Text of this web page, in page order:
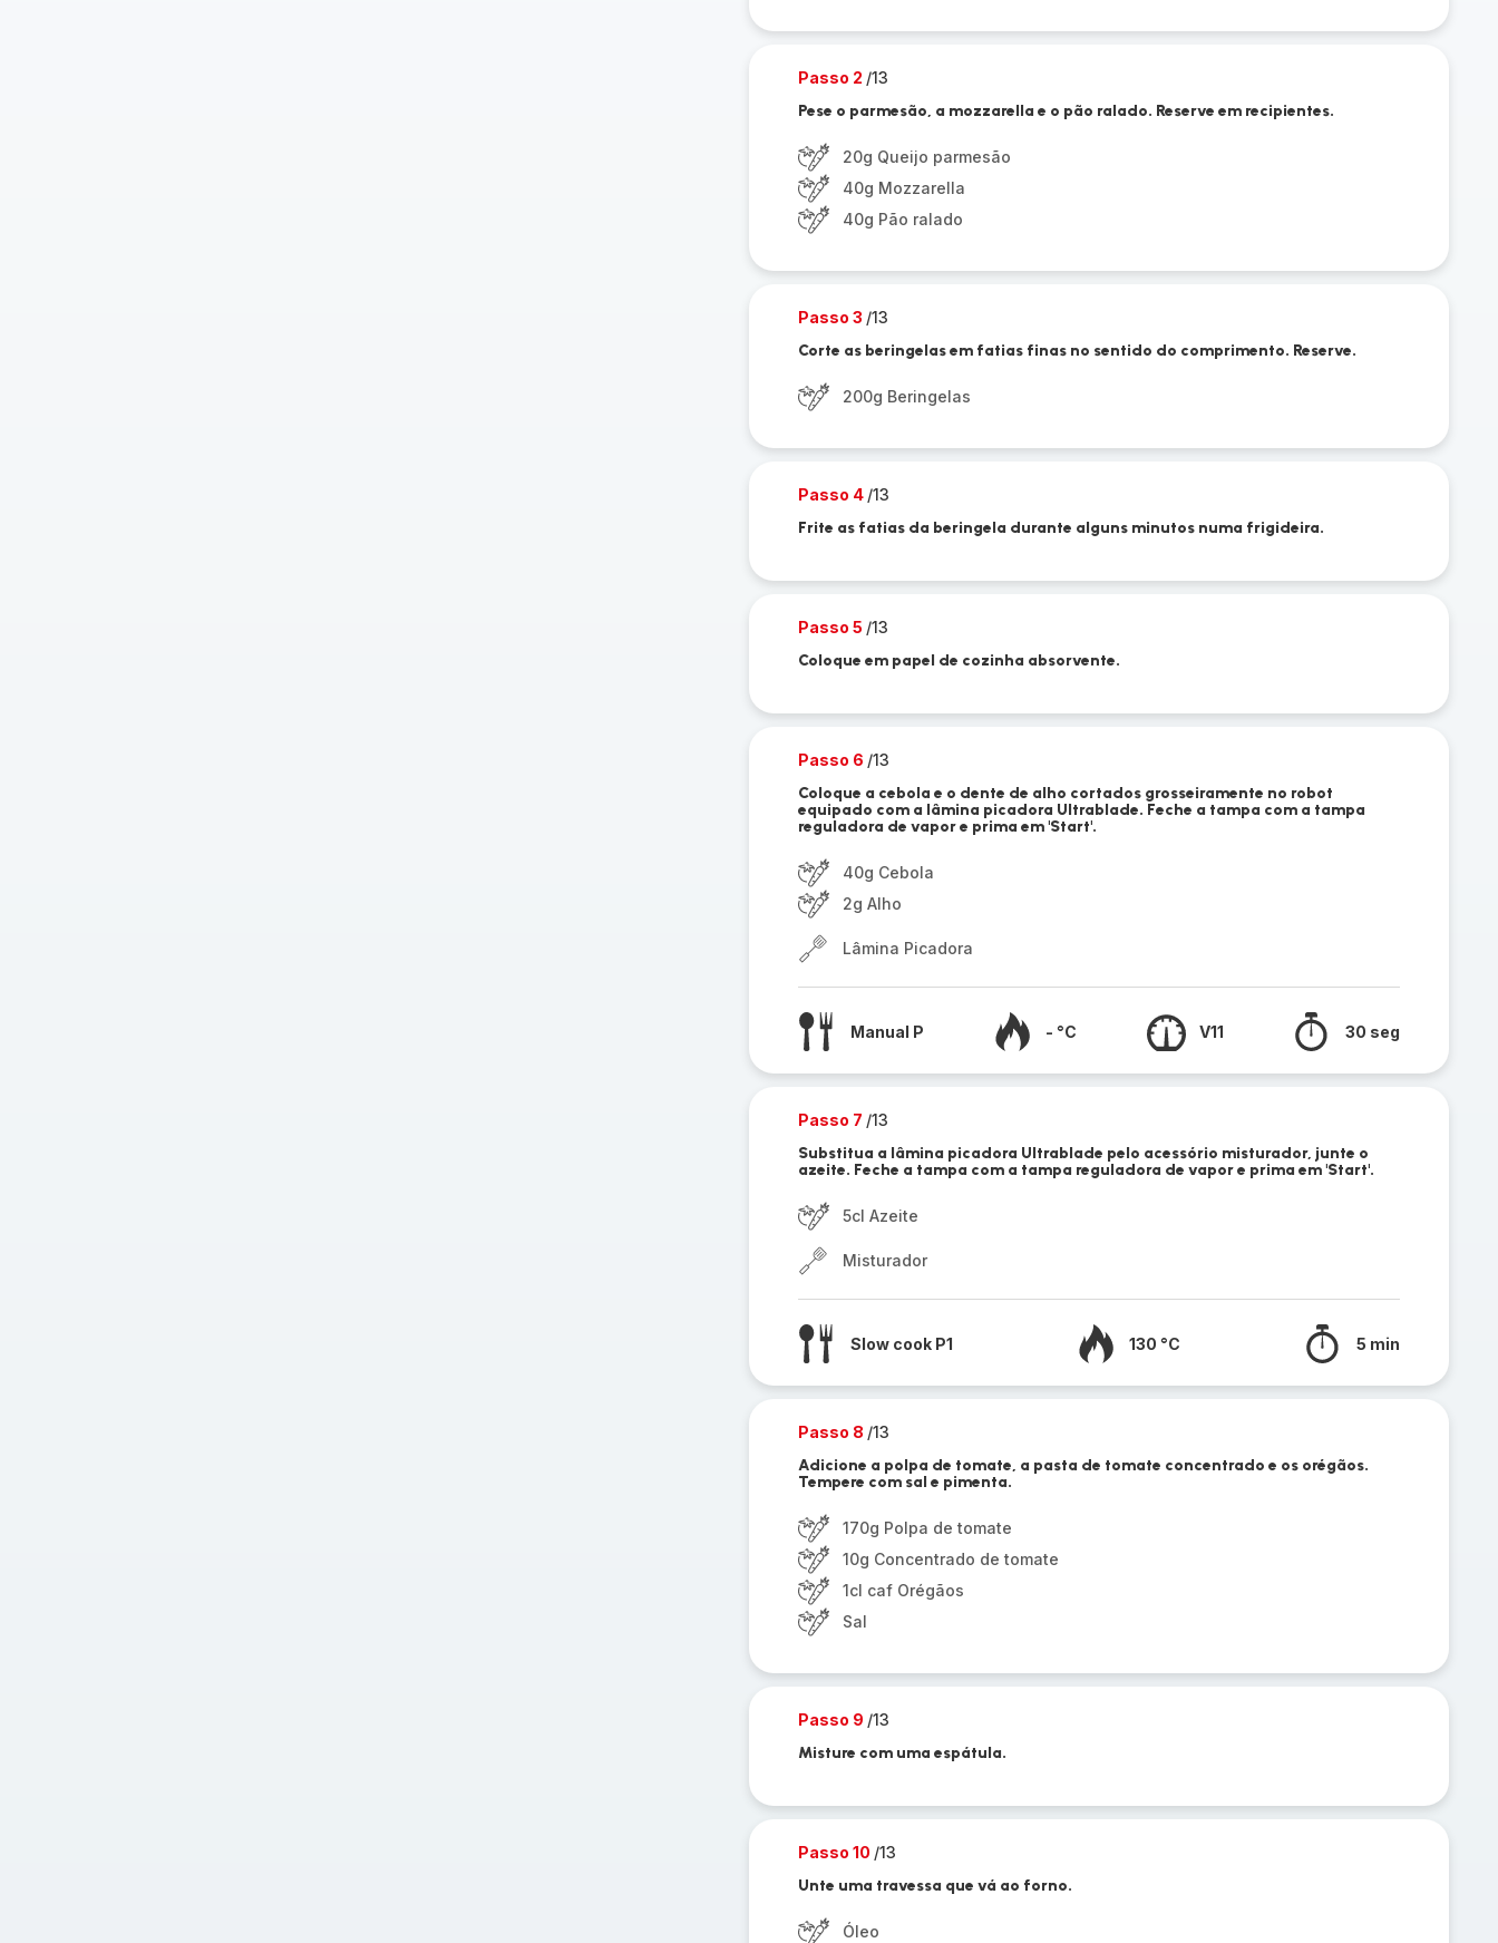
Passo 2 /13
Pese o parmesão, a mozzarella e o pão ralado. Reserve em recipientes.
20g Queijo parmesão
40g Mozzarella
40g Pão ralado
Passo 3 /13
Corte as beringelas em fatias finas no sentido do comprimento. Reserve.
200g Beringelas
Passo 4 /13
Frite as fatias da beringela durante alguns minutos numa frigideira.
Passo 5 /13
Coloque em papel de cozinha absorvente.
Passo 6 /13
Coloque a cebola e o dente de alho cortados grosseiramente no robot
equipado com a lâmina picadora Ultrablade. Feche a tampa com a tampa
reguladora de vapor e prima em 'Start'.
40g Cebola
2g Alho
Lâmina Picadora
Manual P - °C V11 30 seg
Passo 7 /13
Substitua a lâmina picadora Ultrablade pelo acessório misturador, junte o
azeite. Feche a tampa com a tampa reguladora de vapor e prima em 'Start'.
5cl Azeite
Misturador
Slow cook P1 130 °C 5 min
Passo 8 /13
Adicione a polpa de tomate, a pasta de tomate concentrado e os orégãos.
Tempere com sal e pimenta.
170g Polpa de tomate
10g Concentrado de tomate
1cl caf Orégãos
Sal
Passo 9 /13
Misture com uma espátula.
Passo 10 /13
Unte uma travessa que vá ao forno.
Óleo